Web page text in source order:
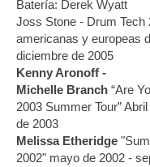
Batería: Derek Wyatt
Joss Stone - Drum Tech
americanas y europeas
diciembre de 2005
Kenny Aronoff -
Michelle Branch “Are
2003 Summer Tour”
de 2003
Melissa Etheridge
2002" mayo de 2002 -